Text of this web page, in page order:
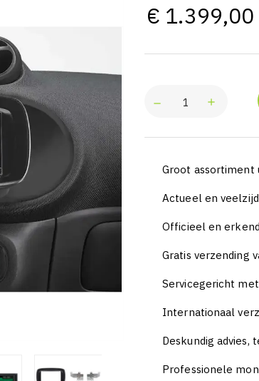
€ 1.399,00
Groot assortiment
Actueel en
Officieel en
Gratis verzending
Servicegericht
Internationaal
Deskundig
Professionele